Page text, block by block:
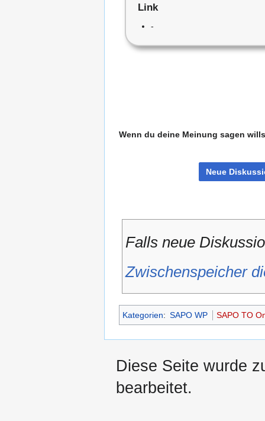
Link
-
Wenn du deine Meinung sagen
Falls neue
Zwischenspeicher
Kategorien: SAPO WP SAPO TO
Diese Seite wurde
bearbeitet.